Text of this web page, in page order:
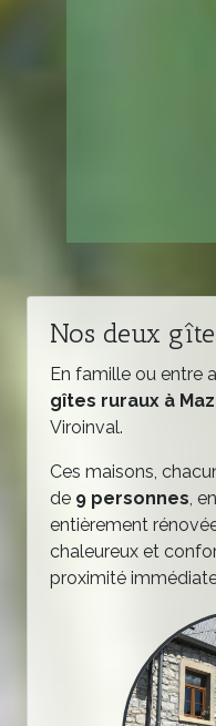
Nos deux
En famille ou entre
gîtes ruraux à
Viroinval.
Ces maisons,
de 9 personnes ,
entièrement
chaleureux et
proximité